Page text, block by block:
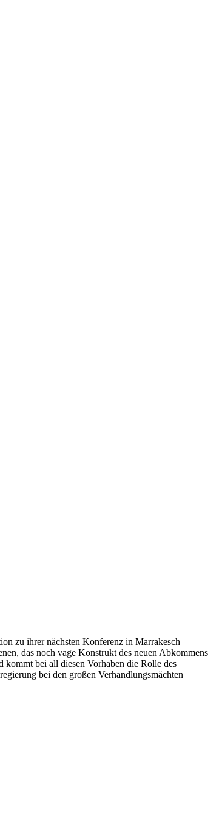
zu ihrer nächsten Konferenz in Marrakesch
das noch vage Konstrukt des neuen Abkommens
bei all diesen Vorhaben die Rolle des
bei den großen Verhandlungsmächten